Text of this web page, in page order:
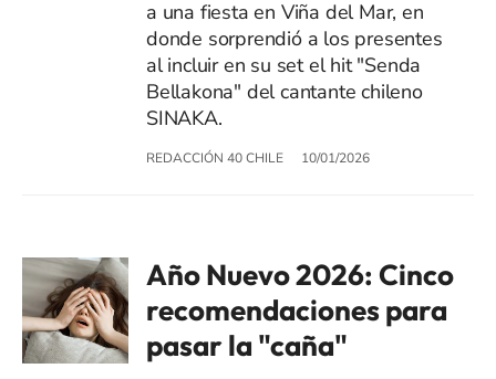
a una fiesta en Viña del Mar, en
donde sorprendió a los presentes
al incluir en su set el hit "Senda
Bellakona" del cantante chileno
SINAKA.
REDACCIÓN 40 CHILE 10/01/2026
Año Nuevo 2026: Cinco
recomendaciones para
pasar la "caña"